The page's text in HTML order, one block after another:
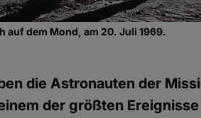
auf dem Mond, am 20. Juli 1969.
die Astronauten der
der größten